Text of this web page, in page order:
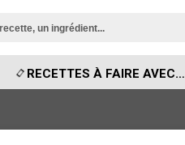
RECETTES À FAIRE AVEC…